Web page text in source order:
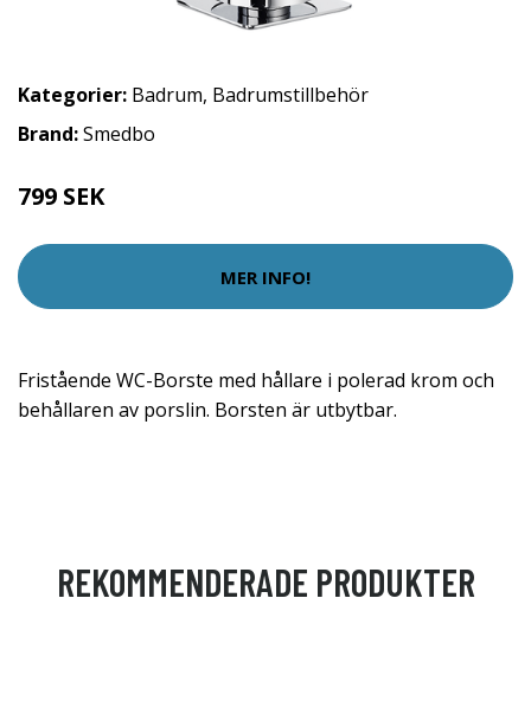
Kategorier: Badrum, Badrumstillbehör
Brand:Smedbo
799 SEK
MER INFO!
Fristående WC-Borste med hållare i polerad krom och
behållaren av porslin. Borsten är utbytbar.
REKOMMENDERADE PRODUKTER